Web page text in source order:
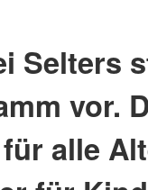
Selters
vor.
alle